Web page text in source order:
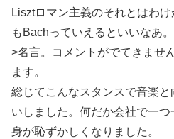
Lisztロマン主義のそれとはわ
もBachっていえるといいなあ。
>名言。コメントがでてきませ
ます。
総じてこんなスタンスで音楽
いしました。何だか会社で一
身が恥ずかしくなりました。